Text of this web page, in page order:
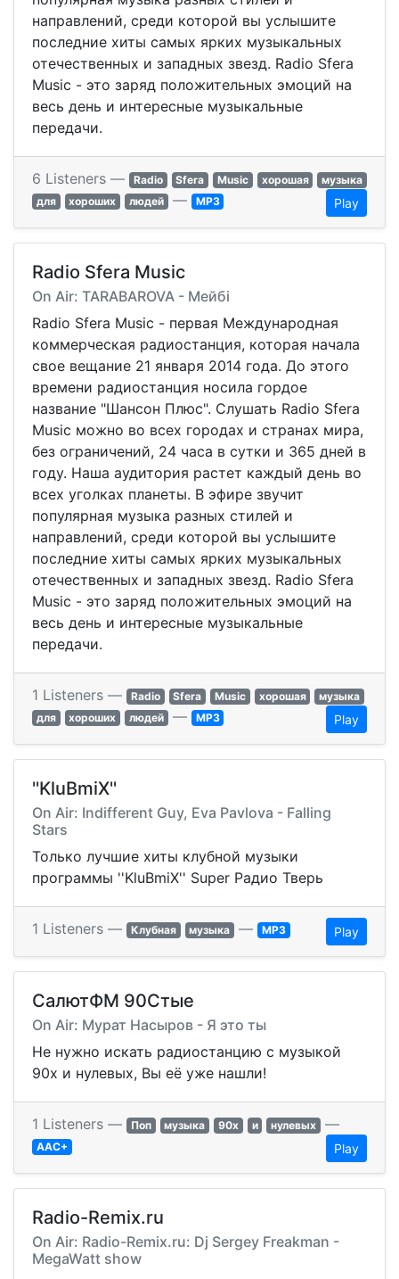
направлений, среди которой вы услышите
последние хиты самых ярких музыкальных
отечественных и западных звезд. Radio Sfera
Music - это заряд положительных эмоций на
весь день и интересные музыкальные
передачи.
6 Listeners — Radio Sfera Music хорошая
музыка
для
хороших людей — MP3 Play
Radio Sfera Music
On Air: TARABAROVA - Мейбі
Radio Sfera Music - первая Международная
коммерческая радиостанция, которая начала
свое вещание 21 января 2014 года. До этого
времени радиостанция носила гордое
название "Шансон Плюс". Слушать Radio Sfera
Music можно во всех городах и странах мира,
без ограничений, 24 часа в сутки и 365 дней в
году. Наша аудитория растет каждый день во
всех уголках планеты. В эфире звучит
популярная музыка разных стилей и
направлений, среди которой вы услышите
последние хиты самых ярких музыкальных
отечественных и западных звезд. Radio Sfera
Music - это заряд положительных эмоций на
весь день и интересные музыкальные
передачи.
1 Listeners — Radio Sfera Music хорошая
музыка
для
хороших людей — MP3 Play
''KluBmiX''
On Air: Indifferent Guy, Eva Pavlova - Falling
Stars
Только лучшие хиты клубной музыки
программы ''KluBmiX'' Super Радио Тверь
1 Listeners — Клубная музыка — MP3 Play
СалютФМ 90Стые
On Air: Мурат Насыров - Я это ты
Не нужно искать радиостанцию с музыкой
90х и нулевых, Вы её уже нашли!
1 Listeners — Поп музыка 90х и нулевых —
AAC+ Play
Radio-Remix.ru
On Air: Radio-Remix.ru: Dj Sergey Freakman -
MegaWatt show